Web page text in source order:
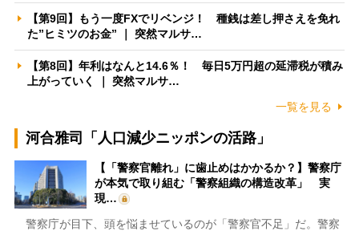
【第9回】もう一度FXでリベンジ！ 種銭は差し押さえを免れ
た”ヒミツのお金” ｜ 突然マルサ…
【第8回】年利はなんと14.6％！ 毎日5万円超の延滞税が積み
上がっていく ｜ 突然マルサ…
一覧を見る
河合雅司「人口減少ニッポンの活路」
【「警察官離れ」に歯止めはかかるか？】警察庁
が本気で取り組む「警察組織の構造改革」 実
現…
警察庁が目下、頭を悩ませているのが「警察官不足」だ。警察